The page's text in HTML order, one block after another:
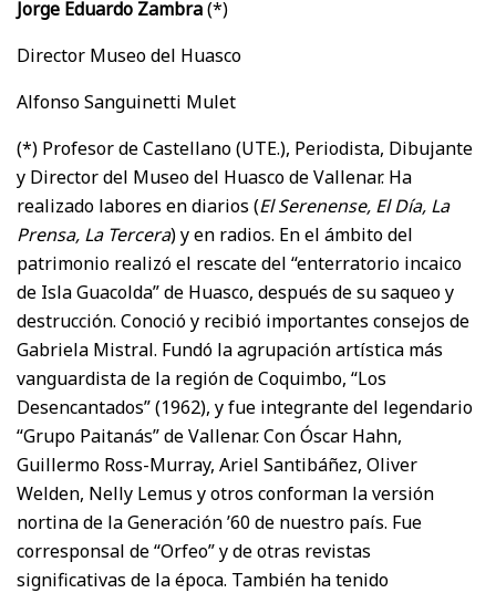
Jorge Eduardo Zambra(*)
Director Museo del Huasco
Alfonso Sanguinetti Mulet
(*) Profesor de Castellano (UTE.), Periodista, Dibujante
y Director del Museo del Huasco de Vallenar. Ha
realizado labores en diarios (El Serenense, El Día, La
Prensa, La Tercera) y en radios. En el ámbito del
patrimonio realizó el rescate del “enterratorio incaico
de Isla Guacolda” de Huasco, después de su saqueo y
destrucción. Conoció y recibió importantes consejos de
Gabriela Mistral. Fundó la agrupación artística más
vanguardista de la región de Coquimbo, “Los
Desencantados” (1962), y fue integrante del legendario
“Grupo Paitanás” de Vallenar. Con Óscar Hahn,
Guillermo Ross-Murray, Ariel Santibáñez, Oliver
Welden, Nelly Lemus y otros conforman la versión
nortina de la Generación ’60 de nuestro país. Fue
corresponsal de “Orfeo” y de otras revistas
significativas de la época. También ha tenido